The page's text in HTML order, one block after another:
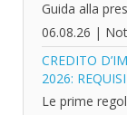
Guida alla
06.08.26 |
CREDITO
2026:
Le prime